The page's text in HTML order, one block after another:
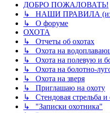
ДОБРО ПОЖАЛОВАТЬ!
↳ НАШИ ПРАВИЛА
↳ О форуме
ОХОТА
↳ Отчеты об охотах
↳ Охота на
↳ Охота на полевую и
↳ Охота на болотно-
↳ Охота на зверя
↳ Приглашаю на охоту
↳ Стендовая стрельба и
↳ "Записки охотника"